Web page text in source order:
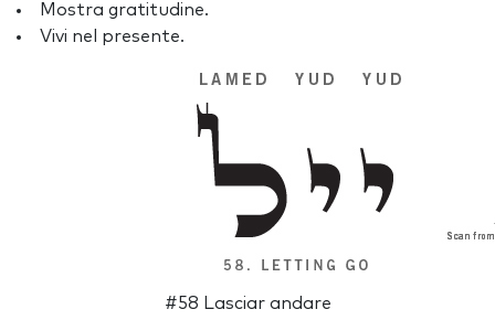
Mostra gratitudine.
Vivi nel presente.
#58 Lasciar andare